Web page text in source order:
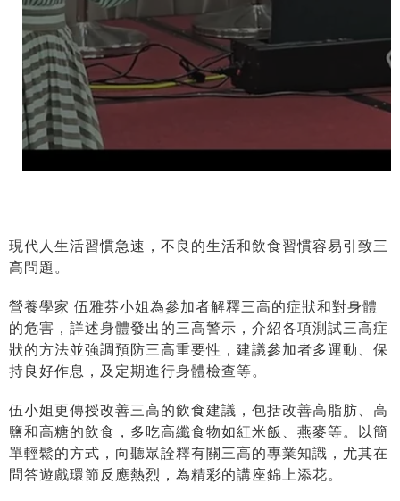
現代人生活習慣急速，不良的生活和飲食習慣容易引致三
高問題。
營養學家 伍雅芬小姐為參加者解釋三高的症狀和對身體
的危害，詳述身體發出的三高警示，介紹各項測試三高症
狀的方法並強調預防三高重要性，建議參加者多運動、保
持良好作息，及定期進行身體檢查等。
伍小姐更傳授改善三高的飲食建議，包括改善高脂肪、高
鹽和高糖的飲食，多吃高纖食物如紅米飯、燕麥等。以簡
單輕鬆的方式，向聽眾詮釋有關三高的專業知識，尤其在
問答遊戲環節反應熱烈，為精彩的講座錦上添花。